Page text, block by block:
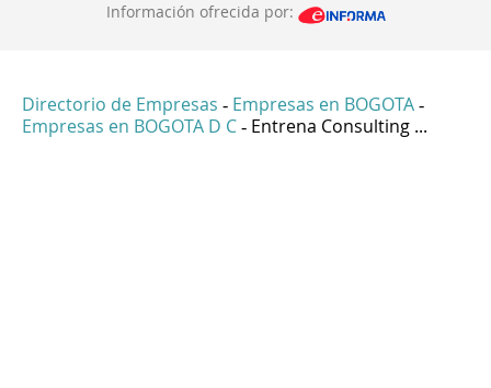
Información ofrecida por:
Directorio de Empresas - Empresas en BOGOTA -
Empresas en BOGOTA D C - Entrena Consulting ...